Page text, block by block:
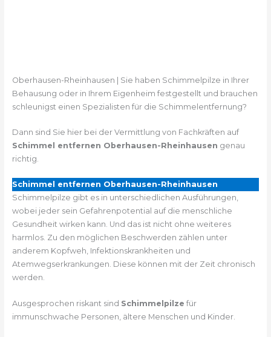
Oberhausen-Rheinhausen | Sie haben Schimmelpilze in Ihrer
Behausung oder in Ihrem Eigenheim festgestellt und brauchen
schleunigst einen Spezialisten für die Schimmelentfernung?
Dann sind Sie hier bei der Vermittlung von Fachkräften auf
Schimmel entfernen Oberhausen-Rheinhausen genau
richtig.
Schimmel entfernen Oberhausen-Rheinhausen
Schimmelpilze gibt es in unterschiedlichen Ausführungen,
wobei jeder sein Gefahrenpotential auf die menschliche
Gesundheit wirken kann. Und das ist nicht ohne weiteres
harmlos. Zu den möglichen Beschwerden zählen unter
anderem Kopfweh, Infektionskrankheiten und
Atemwegserkrankungen. Diese können mit der Zeit chronisch
werden.
Ausgesprochen riskant sind Schimmelpilze für
immunschwache Personen, ältere Menschen und Kinder.